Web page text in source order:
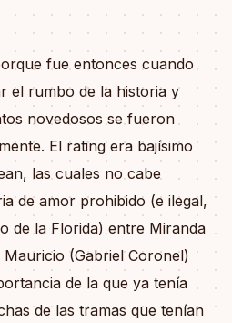
fue entonces cuando
el rumbo de la historia y
novedosos se fueron
El rating era bajísimo
las cuales no cabe
de amor prohibido (e ilegal,
de la Florida) entre Miranda
(Gabriel Coronel)
de la que ya tenía
de las tramas que tenían